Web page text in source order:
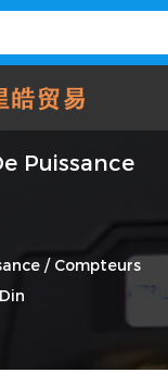
Puissance
/ Compteurs